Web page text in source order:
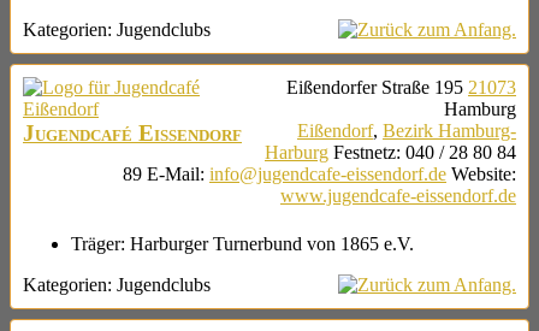
Kategorien: Jugendclubs
Jugendcafé Eißendorf
Eißendorfer Straße 195 21073
Hamburg
Eißendorf, Bezirk Hamburg-
Harburg Festnetz: 040 / 28 80 84
89 E-Mail: info@jugendcafe-eissendorf.de Website:
www.jugendcafe-eissendorf.de
Träger: Harburger Turnerbund von 1865 e.V.
Kategorien: Jugendclubs